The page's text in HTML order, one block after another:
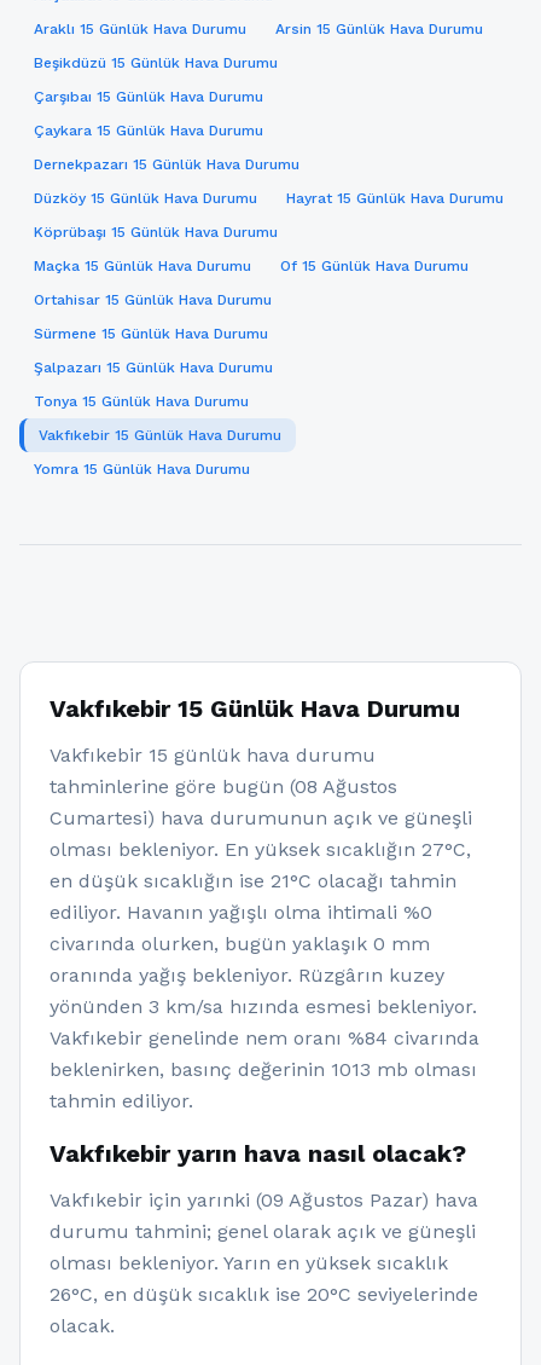
Araklı 15 Günlük Hava Durumu
Arsin 15 Günlük Hava Durumu
Beşikdüzü 15 Günlük Hava Durumu
Çarşıbaı 15 Günlük Hava Durumu
Çaykara 15 Günlük Hava Durumu
Dernekpazarı 15 Günlük Hava Durumu
Düzköy 15 Günlük Hava Durumu
Hayrat 15 Günlük Hava Durumu
Köprübaşı 15 Günlük Hava Durumu
Maçka 15 Günlük Hava Durumu
Of 15 Günlük Hava Durumu
Ortahisar 15 Günlük Hava Durumu
Sürmene 15 Günlük Hava Durumu
Şalpazarı 15 Günlük Hava Durumu
Tonya 15 Günlük Hava Durumu
Vakfıkebir 15 Günlük Hava Durumu
Yomra 15 Günlük Hava Durumu
Vakfıkebir 15 Günlük Hava Durumu
Vakfıkebir 15 günlük hava durumu
tahminlerine göre bugün (08 Ağustos
Cumartesi) hava durumunun açık ve güneşli
olması bekleniyor. En yüksek sıcaklığın 27°C,
en düşük sıcaklığın ise 21°C olacağı tahmin
ediliyor. Havanın yağışlı olma ihtimali %0
civarında olurken, bugün yaklaşık 0 mm
oranında yağış bekleniyor. Rüzgârın kuzey
yönünden 3 km/sa hızında esmesi bekleniyor.
Vakfıkebir genelinde nem oranı %84 civarında
beklenirken, basınç değerinin 1013 mb olması
tahmin ediliyor.
Vakfıkebir yarın hava nasıl olacak?
Vakfıkebir için yarınki (09 Ağustos Pazar) hava
durumu tahmini; genel olarak açık ve güneşli
olması bekleniyor. Yarın en yüksek sıcaklık
26°C, en düşük sıcaklık ise 20°C seviyelerinde
olacak.